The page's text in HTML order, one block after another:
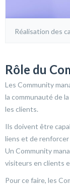
Réalisation des
Rôle du
Les Community
la communauté de
les clients.
Ils doivent être
liens et de
Un Community
visiteurs en clients
Pour ce faire, les